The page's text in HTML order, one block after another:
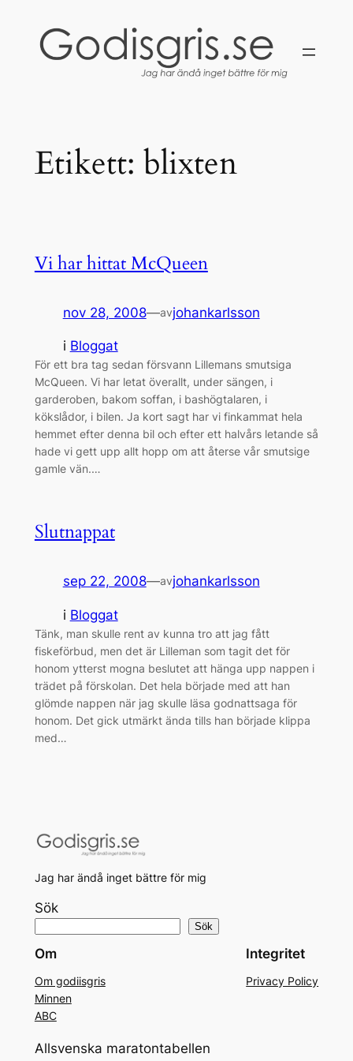
innehåll
Etikett: blixten
Vi har hittat McQueen
nov 28, 2008—avjohankarlsson
i Bloggat
För ett bra tag sedan försvann Lillemans smutsiga
McQueen. Vi har letat överallt, under sängen, i
garderoben, bakom soffan, i bashögtalaren, i
kökslådor, i bilen. Ja kort sagt har vi finkammat hela
hemmet efter denna bil och efter ett halvårs letande så
hade vi gett upp allt hopp om att återse vår smutsige
gamle vän.…
Slutnappat
sep 22, 2008—avjohankarlsson
i Bloggat
Tänk, man skulle rent av kunna tro att jag fått
fiskeförbud, men det är Lilleman som tagit det för
honom ytterst mogna beslutet att hänga upp nappen i
trädet på förskolan. Det hela började med att han
glömde nappen när jag skulle läsa godnattsaga för
honom. Det gick utmärkt ända tills han började klippa
med…
Jag har ändå inget bättre för mig
Sök
Sök
Om
Om godiisgris
Minnen
ABC
Integritet
Privacy Policy
Allsvenska maratontabellen